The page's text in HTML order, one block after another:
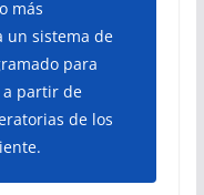
más
un sistema de
para
partir de
de los